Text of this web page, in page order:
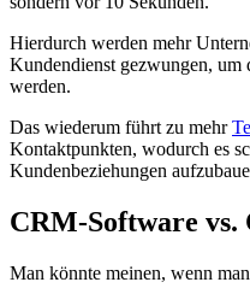
Hierdurch werden mehr
Kundendienst gezwungen, um
werden.
Das wiederum führt zu mehr
Kontaktpunkten, wodurch es
Kundenbeziehungen
CRM-Software vs.
Man könnte meinen, wenn